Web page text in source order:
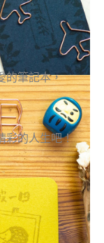
的筆記本，
彩的人生吧！